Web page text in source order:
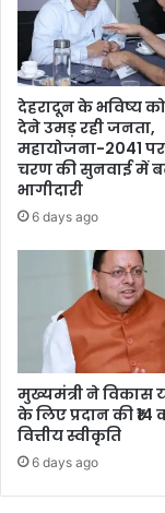
देहरादून के भविष्य
देने उमड़ रही जनता,
महायोजना-2041
चरण की सुनवाई में
भागीदारी
6 days ago
मुख्यमंत्री ने विकास
के लिए प्रदान की ₹14
वित्तीय स्वीकृति
6 days ago